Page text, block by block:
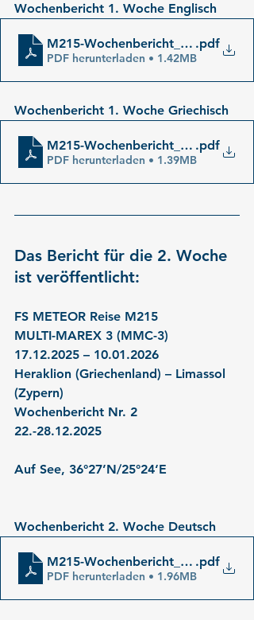
Wochenbericht 1. Woche Englisch
M215-Wochenbericht_01_en
.pdf
PDF herunterladen • 1.42MB
Wochenbericht 1. Woche Griechisch
M215-Wochenbericht_01_gr
.pdf
PDF herunterladen • 1.39MB
Das Bericht für die 2. Woche
ist veröffentlicht:
FS METEOR Reise M215
MULTI-MAREX 3 (MMC-3)
17.12.2025 – 10.01.2026
Heraklion (Griechenland) – Limassol
(Zypern)
Wochenbericht Nr. 2
22.-28.12.2025
Auf See, 36°27’N/25°24‘E
Wochenbericht 2. Woche Deutsch
M215-Wochenbericht_02_de
.pdf
PDF herunterladen • 1.96MB